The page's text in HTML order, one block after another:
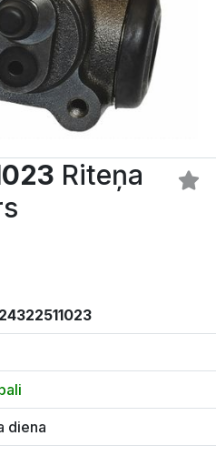
Riteņa
24322511023
diena